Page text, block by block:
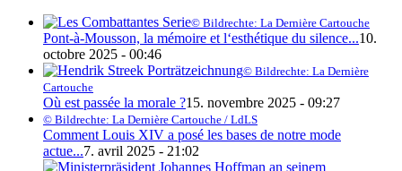
© Bildrechte: La Dernière Cartouche
Pont-à-Mousson, la mémoire et l‘esthétique du silence...10.
octobre 2025 - 00:46
© Bildrechte: La Dernière
Cartouche
Où est passée la morale ?15. novembre 2025 - 09:27
© Bildrechte: La Dernière Cartouche / LdLS
Comment Louis XIV a posé les bases de notre mode
actue...7. avril 2025 - 21:02